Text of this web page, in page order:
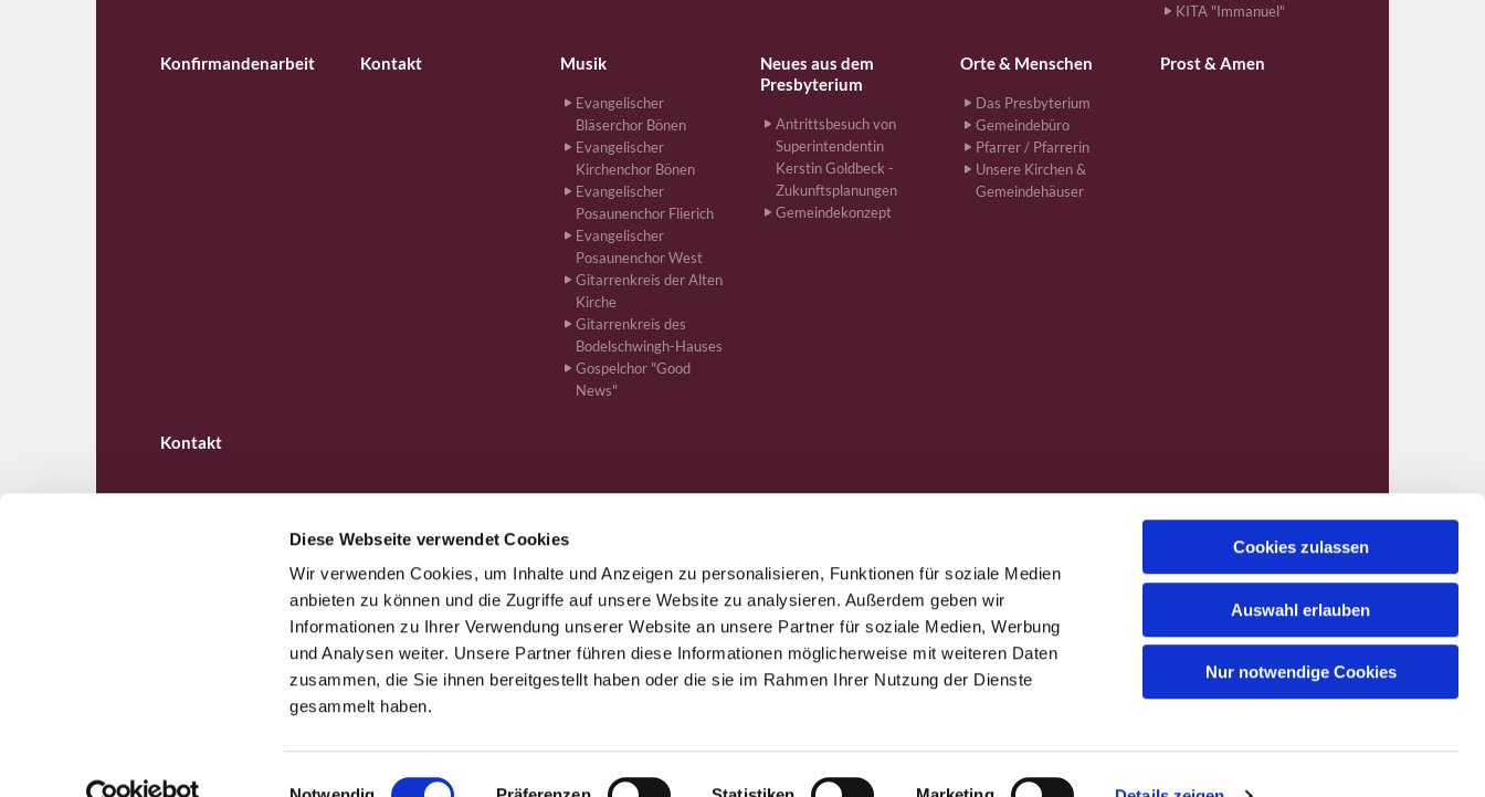
Diese Webseite verwendet Cookies
Wir verwenden Cookies, um Inhalte und Anzeigen zu personalisieren, Funktionen für soziale Medien
anbieten zu können und die Zugriffe auf unsere Website zu analysieren. Außerdem geben wir
Informationen zu Ihrer Verwendung unserer Website an unsere Partner für soziale Medien, Werbung
und Analysen weiter. Unsere Partner führen diese Informationen möglicherweise mit weiteren Daten
zusammen, die Sie ihnen bereitgestellt haben oder die sie im Rahmen Ihrer Nutzung der Dienste
gesammelt haben.
Cookies zulassen
Auswahl erlauben
Nur notwendige Cookies
KITA "Immanuel"
Konfirmandenarbeit Kontakt Musik
Evangelischer
Bläserchor Bönen
Evangelischer
Kirchenchor Bönen
Evangelischer
Posaunenchor Flierich
Evangelischer
Posaunenchor West
Gitarrenkreis der Alten
Kirche
Gitarrenkreis des
Bodelschwingh-Hauses
Gospelchor "Good
News"
Neues aus dem
Presbyterium
Antrittsbesuch von
Superintendentin
Kerstin Goldbeck -
Zukunftsplanungen
Gemeindekonzept
Orte & Menschen
Das Presbyterium
Gemeindebüro
Pfarrer / Pfarrerin
Unsere Kirchen &
Gemeindehäuser
Prost & Amen
Kontakt
Ev. Kirchengemeinde Bönen · Bahnhofstr. 262, 59199 Bönen +4923831610ham-kg-boenen@kirchenkreis-hamm.de
Kontaktinformationen Impressum